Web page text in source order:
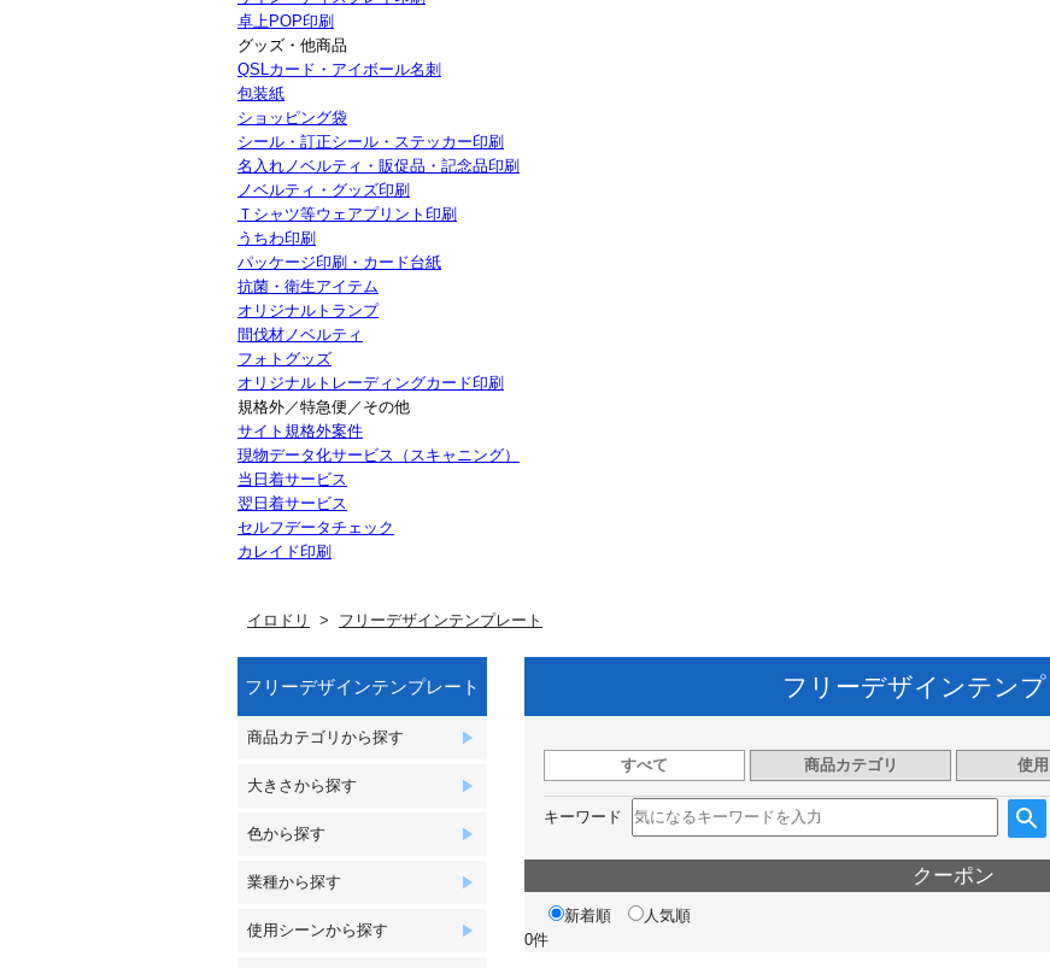
卓上POP印刷
グッズ・他商品
QSLカード・アイボール名刺
包装紙
ショッピング袋
シール・訂正シール・ステッカー印刷
名入れノベルティ・販促品・記念品印刷
ノベルティ・グッズ印刷
Ｔシャツ等ウェアプリント印刷
うちわ印刷
パッケージ印刷・カード台紙
抗菌・衛生アイテム
オリジナルトランプ
間伐材ノベルティ
フォトグッズ
オリジナルトレーディングカード印刷
規格外／特急便／その他
サイト規格外案件
現物データ化サービス（スキャニング）
当日着サービス
翌日着サービス
セルフデータチェック
カレイド印刷
イロドリ フリーデザインテンプレート
フリーデザインテンプレート
商品カテゴリから探す
大きさから探す
色から探す
業種から探す
使用シーンから探す
フリーデザインテンプ
すべて 商品カテゴリ 使
キーワード
クーポン
新着順
人気順
0件